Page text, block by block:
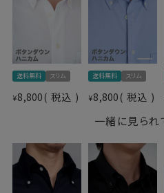
よく見るとワイシャツ仕様のニット
見た目はワイシャツの定番生地ピ
●ノーアイロンで、お手入れ楽
素材として形態安定性が抜群で
洗濯終了後は、すぐに洗濯機か
し、ハンガーにかけて干すだけ。
これでアイロンがけは、ほぼ必要
たたんでも折りじわがつきづらく
出張や旅行にもおすすめです。
仕様表
ドライ加工
素材名
ニット（ハニカムメ
ボタンダウン
キーパー
送料無料 スリム
¥8,800 税込
送料無料 スリム
¥8,800 税込
一緒に見られ